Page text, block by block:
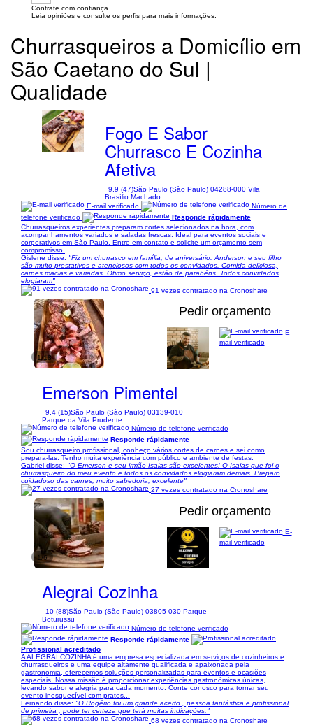
Contrate com confiança.
Leia opiniões e consulte os perfis para mais informações.
Churrasqueiros a Domicílio em
São Caetano do Sul |
Qualidade
Fogo E Sabor
Churrasco E Cozinha
Afetiva
9,9 (47)São Paulo (São Paulo) 04288-000 Vila
Brasílio Machado
E-mail verificado
Número de
telefone verificado
Responde rápidamente
Churrasqueiros experientes preparam cortes selecionados na hora, com
acompanhamentos variados e saladas frescas. Ideal para eventos sociais e
corporativos em São Paulo. Entre em contato e solicite um orçamento sem
compromisso.
Gislene disse: "Fiz um churrasco em família, de aniversário. Anderson e seu filho
são muito prestativos e atenciosos com todos os convidados. Comida deliciosa,
carnes macias e variadas. Ótimo serviço, estão de parabéns. Todos convidados
elogiaram"
91 vezes contratado na Cronoshare
1/18
Pedir orçamento
Emerson Pimentel
9,4 (15)São Paulo (São Paulo) 03139-010
Parque da Vila Prudente
E-
mail verificado
Número de telefone verificado
Responde rápidamente
Sou churrasqueiro profissional, conheço vários cortes de carnes e sei como
prepara-las. Tenho muita experiência com público e ambiente de festas.
Gabriel disse: "O Emerson e seu irmão Isaias são excelentes! O Isaias que foi o
churrasqueiro do meu evento e todos os convidados elogiaram demais. Preparo
cuidadoso das carnes, muito sabedoria, excelente"
27 vezes contratado na Cronoshare
1/6
Pedir orçamento
Alegrai Cozinha
10 (88)São Paulo (São Paulo) 03805-030 Parque
Boturussu
E-
mail verificado
Número de telefone verificado
Responde rápidamente
Profissional acreditado
A ALEGRAI COZINHA é uma empresa especializada em serviços de cozinheiros e
churrasqueiros e uma equipe altamente qualificada e apaixonada pela
gastronomia, oferecemos soluções personalizadas para eventos e ocasiões
especiais. Nossa missão é proporcionar experiências gastronômicas únicas,
levando sabor e alegria para cada momento. Conte conosco para tornar seu
evento inesquecível com pratos...
Fernando disse: "O Rogério foi um grande acerto , pessoa fantástica e profissional
de primeira , pode ter certeza que terá muitas indicações."
68 vezes contratado na Cronoshare